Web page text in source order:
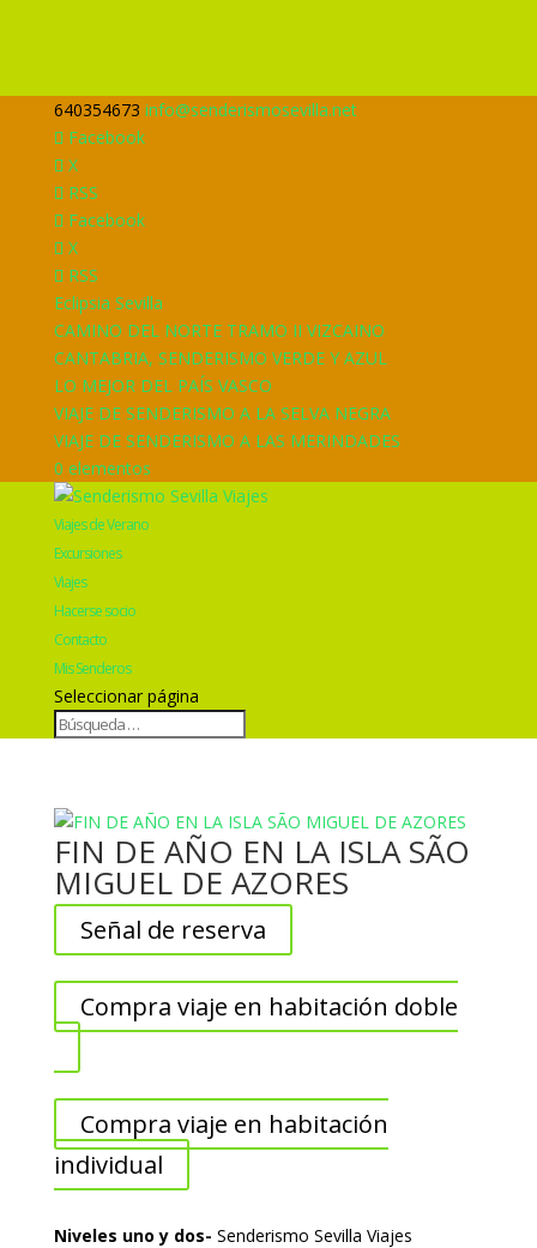
640354673 info@senderismosevilla.net
Facebook
X
RSS
Facebook
X
RSS
Eclipsia Sevilla
CAMINO DEL NORTE TRAMO II VIZCAINO
CANTABRIA, SENDERISMO VERDE Y AZUL
LO MEJOR DEL PAÍS VASCO
VIAJE DE SENDERISMO A LA SELVA NEGRA
VIAJE DE SENDERISMO A LAS MERINDADES
0 elementos
Viajes de Verano
Excursiones
Viajes
Hacerse socio
Contacto
Mis Senderos
Seleccionar página
FIN DE AÑO EN LA ISLA SÃO
MIGUEL DE AZORES
Señal de reserva
Compra viaje en habitación doble
Compra viaje en habitación
individual
Niveles uno y dos- Senderismo Sevilla Viajes